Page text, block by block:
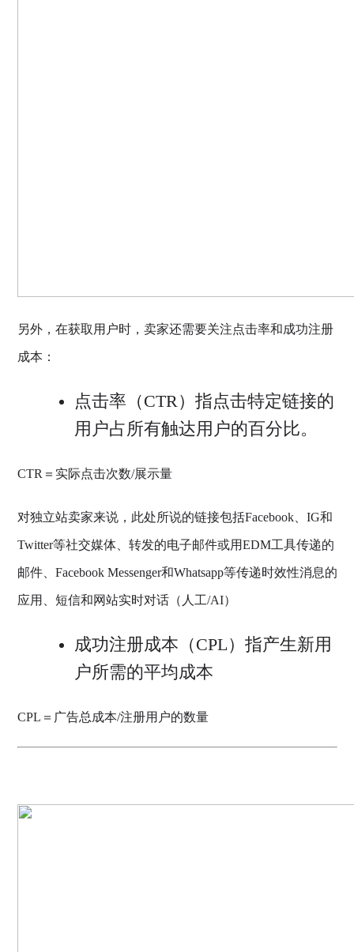
另外，在获取用户时，卖家还需要关注点击率和成功注册
成本：
点击率（CTR）指点击特定链接的
用户占所有触达用户的百分比。
CTR＝实际点击次数/展示量
对独立站卖家来说，此处所说的链接包括Facebook、IG和
Twitter等社交媒体、转发的电子邮件或用EDM工具传递的
邮件、Facebook Messenger和Whatsapp等传递时效性消息的
应用、短信和网站实时对话（人工/AI）
成功注册成本（CPL）指产生新用
户所需的平均成本
CPL＝广告总成本/注册用户的数量